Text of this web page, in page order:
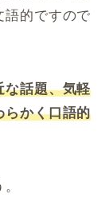
語的ですので
な話題、気軽
らかく口語的